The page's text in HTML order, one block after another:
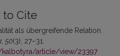
to Cite
als übergreifende Relation.
, 50(3), 27–31.
kalbotyra/article/view/23397